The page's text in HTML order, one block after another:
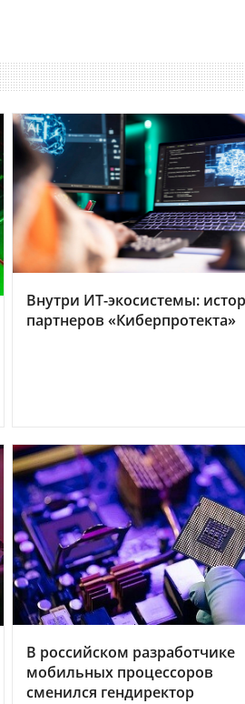
Внутри ИТ-экосистемы:
партнеров «Киберпротекта»
В российском разработчике
мобильных процессоров
сменился гендиректор